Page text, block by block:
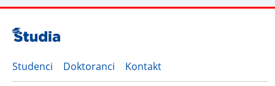
Studenci Doktoranci Kontakt